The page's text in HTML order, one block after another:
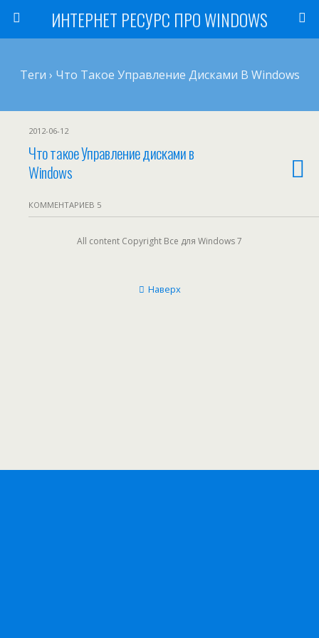
ИНТЕРНЕТ РЕСУРС ПРО WINDOWS
Теги › Что Такое Управление Дисками В Windows
2012-06-12
Что такое Управление дисками в
Windows
КОММЕНТАРИЕВ 5
All content Copyright Все для Windows 7
Наверх